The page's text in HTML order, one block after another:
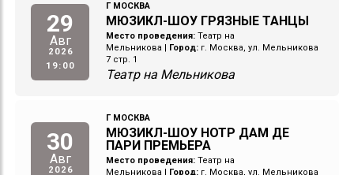
29
Авг
2026
19:00
Г МОСКВА
МЮЗИКЛ-ШОУ ГРЯЗНЫЕ ТАНЦЫ
Место проведения: Театр на
Мельникова
Город: г. Москва, ул. Мельникова
7 стр. 1
Театр на Мельникова
30
Авг
2026
Г МОСКВА
МЮЗИКЛ-ШОУ НОТР ДАМ ДЕ
ПАРИ ПРЕМЬЕРА
Место проведения: Театр на
Мельникова
Город: г. Москва, ул. Мельникова